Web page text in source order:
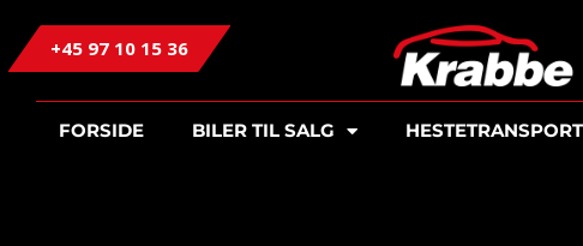
+45 97 10 15 36
FORSIDE BILER TIL SALG HESTETRANSPORT